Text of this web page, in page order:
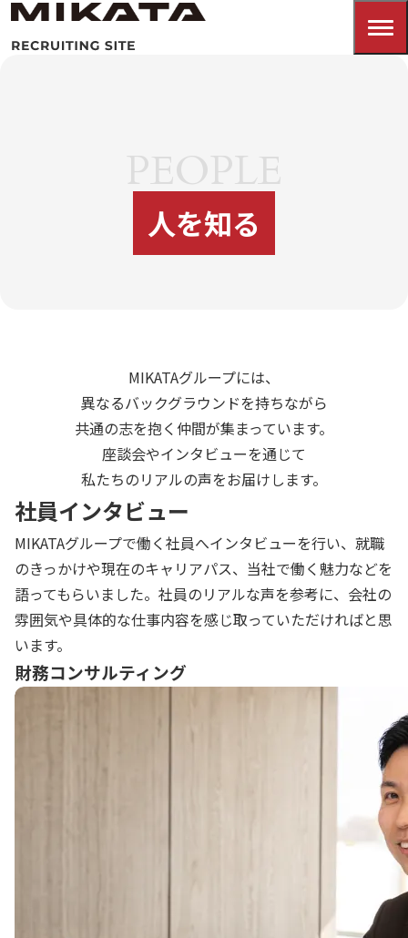
人を知る
PEOPLE
MIKATAグループには、
異なるバックグラウンドを持ちながら
共通の志を抱く仲間が集まっています。
座談会やインタビューを通じて
私たちのリアルの声をお届けします。
社員インタビュー
MIKATAグループで働く社員へインタビューを行い、就職
のきっかけや現在のキャリアパス、当社で働く魅力などを
語ってもらいました。社員のリアルな声を参考に、会社の
雰囲気や具体的な仕事内容を感じ取っていただければと思
います。
財務コンサルティング